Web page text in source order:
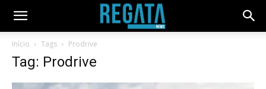
Início Tags Prodrive
Tag: Prodrive